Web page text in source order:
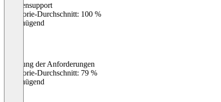
Kundensupport
Kategorie-Durchschnitt: 100 %
Ungenügend
Erfüllung der Anforderungen
Kategorie-Durchschnitt: 79 %
Ungenügend